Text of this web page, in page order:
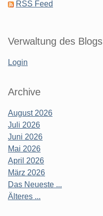
RSS Feed
Verwaltung des Blogs
Login
Archive
August 2026
Juli 2026
Juni 2026
Mai 2026
April 2026
März 2026
Das Neueste ...
Älteres ...